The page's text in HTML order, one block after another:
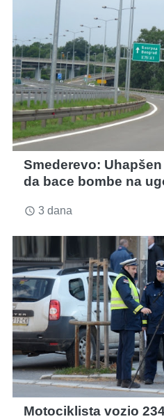
Smederevo:
da bace bombe na
access_time 3 dana
Motociklista vozio